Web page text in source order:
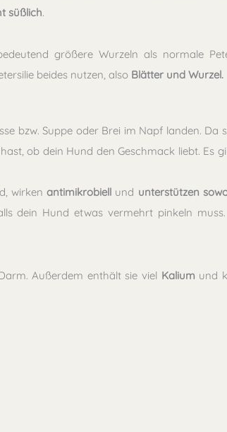
süßlich.
größere Wurzeln als normale
beides nutzen, also Blätter und Wurzel.
bzw. Suppe oder Brei im Napf landen. Da
ob dein Hund den Geschmack liebt. Es
wirkenantimikrobiell und unterstützen
dein Hund etwas vermehrt pinkeln
Außerdem enthält sie viel Kalium und